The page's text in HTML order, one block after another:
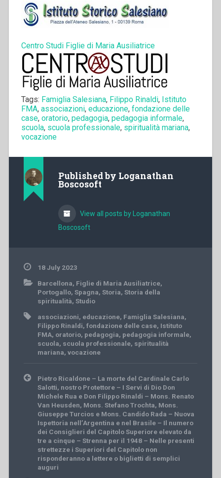
Centro Studi Figlie di Maria Ausiliatrice
Tags: Famiglia Salesiana, Filippo Rinaldi, Istituto
FMA, associazioni, educazione, fondazione delle
case, oratorio, pedagogia, pedagogia informale,
scuola, scuola professionale, spiritualità mariana,
vocazione
Published by Loganathan
Boscosoft
View all posts by Loganathan
Boscosoft
18 July 2023
Barcellona, Figlie di Maria Ausiliatrice,
Portogallo, Spagna, Storia, Storia della
spiritualità, Studio
associazioni, educazione, Famiglia Salesiana,
Filippo Rinaldi, fondazione delle case, Istituto
FMA, oratorio, pedagogia, pedagogia informale,
scuola, scuola professionale, spiritualità
mariana, vocazione
Post
navigation
Pietro Ricaldone – La morte del Cardinale Carlo
Salotti, nostro Protettore – I Servi di Dio Don
Michele Rua e Don Filippo Rinaldi – Mons. Renato
Van Heusden, Mons. Stefano Trochta, Mons.
Giuseppe Turcios e Mons. Candido Rada – Nuova
Ispettoria nell’Argentina e nel Brasile – Il numero
dei Consiglieri del Capitolo Superiore elevato da
tre a cinque – Strenna per il 1948 – Nelle presenti
strettezze i Superiori del Capitolo non
risponderanno a lettere o biglietti di semplici
auguri